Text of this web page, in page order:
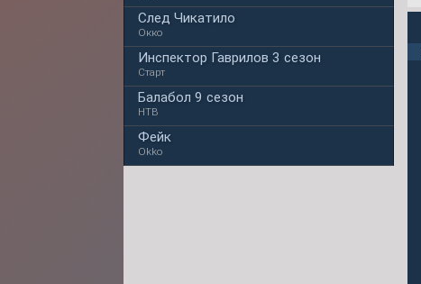
След Чикатило
Окко
Инспектор Гаврилов 3 сезон
Старт
Балабол 9 сезон
НТВ
Фейк
Okko